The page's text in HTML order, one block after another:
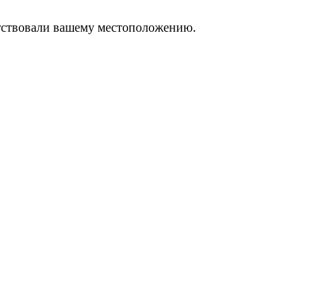
вашему местоположению.